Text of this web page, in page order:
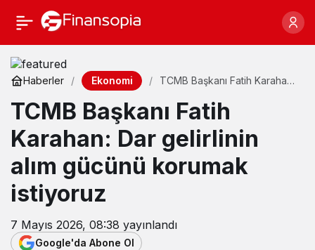
Haberler Ekonomi
TCMB Başkanı Fatih Karahan:
korumak istiyoruz
TCMB Başkanı Fatih
Karahan: Dar gelirlinin
alım gücünü korumak
istiyoruz
7 Mayıs 2026, 08:38 yayınlandı
Google'da Abone Ol